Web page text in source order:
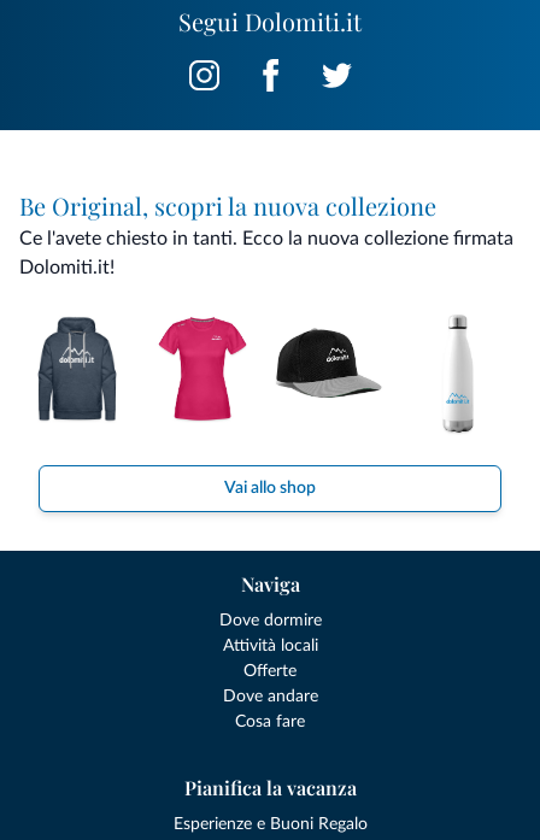
Segui Dolomiti.it
Be Original, scopri la nuova collezione
Ce l'avete chiesto in tanti. Ecco la nuova collezione firmata
Dolomiti.it!
Vai allo shop
Naviga
Dove dormire
Attività locali
Offerte
Dove andare
Cosa fare
Pianifica la vacanza
Esperienze e Buoni Regalo